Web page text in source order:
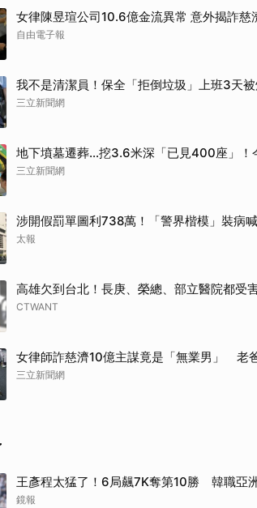
女律陳昱瑄公司10.6億金流異常 意外揭詐慈
自由電子報
我不是清潔員！保全「拒倒垃圾」上班3天
三立新聞網
地下墳墓遷葬…挖3.6米深「已見400座」！
三立新聞網
涉開假罰單圖利738萬！「警界楷模」裝病
太報
高雄欠到台北！長庚、榮總、部立醫院都
CTWANT
女律師詐慈濟10億主謀竟是「無業男」 老
三立新聞網
王彥程太猛了！6局飆7K奪第10勝 韓職亞
鏡報